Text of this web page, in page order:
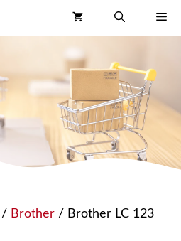
/ Brother / Brother LC 123